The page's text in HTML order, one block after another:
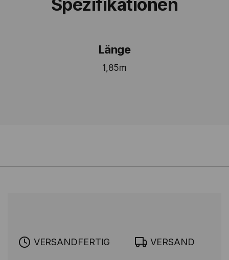
Länge
1,85m
VERSANDFERTIG VERSAND